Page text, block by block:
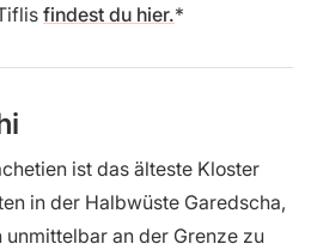
findest du hier.
ist das älteste Kloster
in der Halbwüste Garedscha,
unmittelbar an der Grenze zu